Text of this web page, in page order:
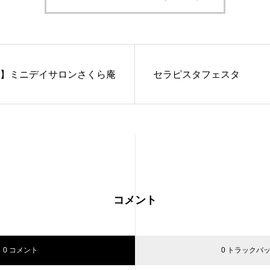
ミニデイサロンさくら庵 セラピスタフェスタ
コメント
0 コメント 0 トラックバ